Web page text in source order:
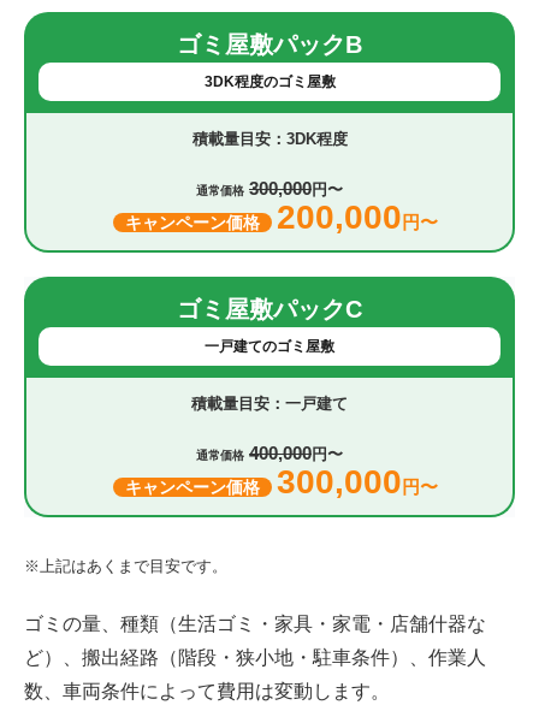
ゴミ屋敷パックB
3DK程度のゴミ屋敷
3DK程度
通常価格 300,000円〜
キャンペーン価格 200,000 円〜
ゴミ屋敷パックC
一戸建てのゴミ屋敷
一戸建て
通常価格 400,000円〜
キャンペーン価格 300,000 円〜
※上記はあくまで目安です。
ゴミの量、種類（生活ゴミ・家具・家電・店舗什器な
ど）、搬出経路（階段・狭小地・駐車条件）、作業人
数、車両条件によって費用は変動します。